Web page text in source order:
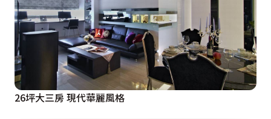
26坪大三房 現代華麗風格